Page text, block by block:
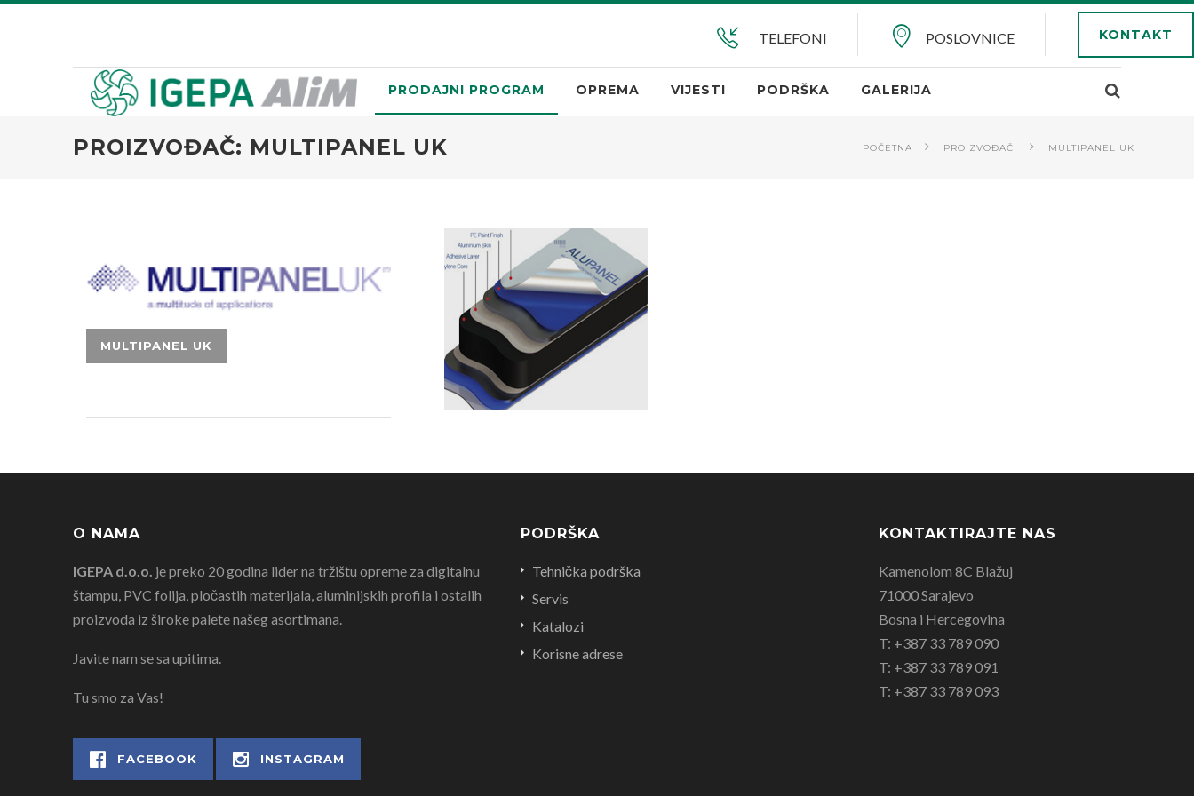
TELEFONI POSLOVNICE KONTAKT
PRODAJNI PROGRAM OPREMA VIJESTI PODRŠKA GALERIJA
PROIZVOĐAČ: MULTIPANEL UK POČETNA PROIZVOĐAČI MULTIPANEL UK
O NAMA
IGEPA d.o.o. je preko 20 godina lider na tržištu opreme za digitalnu
štampu, PVC folija, pločastih materijala, aluminijskih profila i ostalih
proizvoda iz široke palete našeg asortimana.
Javite nam se sa upitima.
Tu smo za Vas!
FACEBOOK INSTAGRAM
PODRŠKA
Tehnička podrška
Servis
Katalozi
Korisne adrese
KONTAKTIRAJTE NAS
Kamenolom 8C Blažuj
71000 Sarajevo
Bosna i Hercegovina
T: +387 33 789 090
T: +387 33 789 091
T: +387 33 789 093